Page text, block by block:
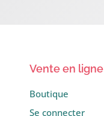
Vente en ligne
Boutique
Se connecter